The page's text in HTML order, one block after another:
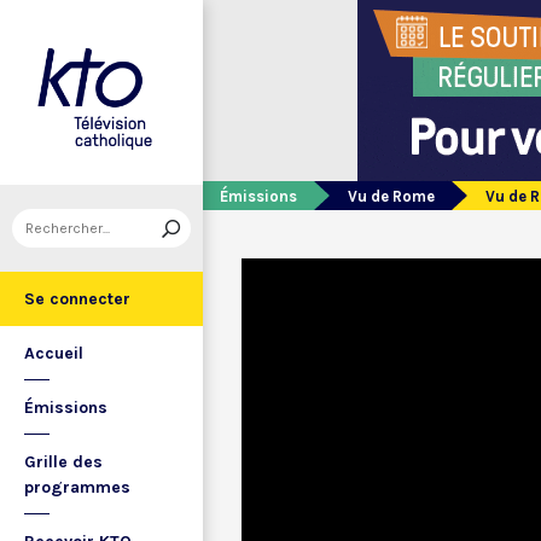
Se connecter
Accueil
Émissions
Grille des
programmes
Émissions Vu de Rome Vu de